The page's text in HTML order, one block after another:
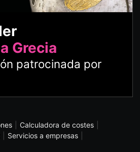
Grecia
patrocinada por
Calculadora de costes
Servicios a empresas